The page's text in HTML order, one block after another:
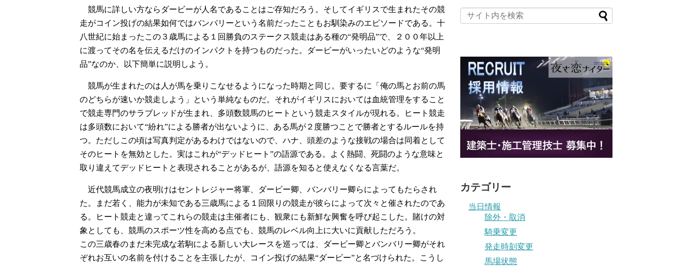
競馬に詳しい方ならダービーが人名であることはご存知だろう。そしてイギリスで生まれたその競
走がコイン投げの結果如何ではバンバリーという名前だったこともお馴染みのエピソードである。十
八世紀に始まったこの３歳馬による１回勝負のステークス競走はある種の“発明品”で、２００年以上
に渡ってその名を伝えるだけのインパクトを持つものだった。ダービーがいったいどのような“発明
品”なのか、以下簡単に説明しよう。
競馬が生まれたのは人が馬を乗りこなせるようになった時期と同じ。要するに「俺の馬とお前の馬
のどちらが速いか競走しよう」という単純なものだ。それがイギリスにおいては血統管理をすること
で競走専門のサラブレッドが生まれ、多頭数競馬のヒートという競走スタイルが現れる。ヒート競走
は多頭数において“紛れ”による勝者が出ないように、ある馬が２度勝つことで勝者とするルールを持
つ。ただしこの頃は写真判定があるわけではないので、ハナ、頭差のような接戦の場合は同着として
そのヒートを無効とした。実はこれが“デッドヒート”の語源である。よく熱闘、死闘のような意味と
取り違えてデッドヒートと表現されることがあるが、語源を知ると使えなくなる言葉だ。
近代競馬成立の夜明けはセントレジャー将軍、ダービー卿、バンバリー卿らによってもたらされ
た。まだ若く、能力が未知である三歳馬による１回限りの競走が彼らによって次々と催されたのであ
る。ヒート競走と違ってこれらの競走は主催者にも、観衆にも新鮮な興奮を呼び起こした。賭けの対
象としても、競馬のスポーツ性を高める点でも、競馬のレベル向上に大いに貢献しただろう。
この三歳春のまだ未完成な若駒による新しい大レースを巡っては、ダービー卿とバンバリー卿がそれ
ぞれお互いの名前を付けることを主張したが、コイン投げの結果“ダービー”と名づけられた。こうし
カテゴリー
当日情報
除外・取消
騎乗変更
発走時刻変更
馬場状態